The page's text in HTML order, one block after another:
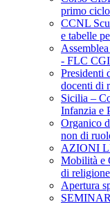
primo ciclo
CCNL
e tabelle
- FLC
Presidenti
docenti di
Sicilia –
Infanzia e
Organico
non di
AZIONI
Mobilità e
di
Apertura